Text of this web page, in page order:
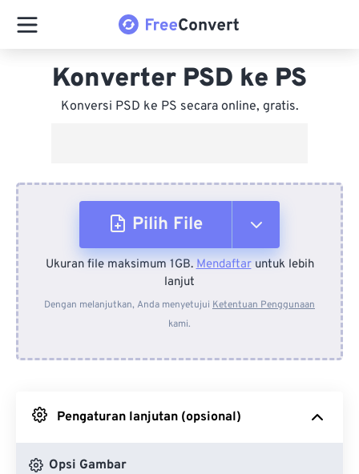
Konverter PSD ke PS
Konversi PSD ke PS secara online, gratis.
Pilih File
Dari Perangkat
Dari Dropbox
Ukuran file maksimum 1GB.Mendaftaruntuk lebih
lanjut
Dengan melanjutkan, Anda menyetujui Ketentuan Penggunaan
kami.
Pengaturan lanjutan (opsional)
Opsi Gambar